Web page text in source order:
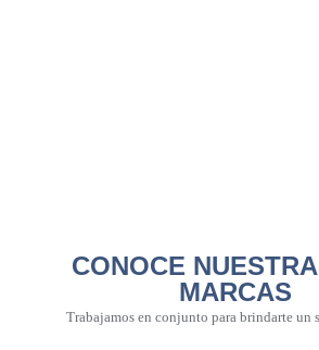
CONOCE
MARCAS
Trabajamos en conjunto para brindarte un